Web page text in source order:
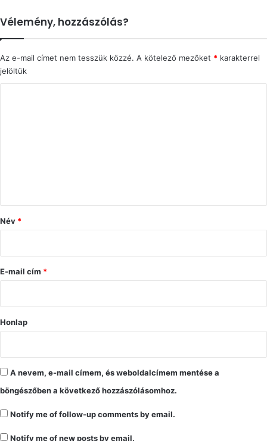
Vélemény, hozzászólás?
Az e-mail címet nem tesszük közzé. A kötelező mezőket * karakterrel
jelöltük
ó
s
Név *
E-mail cím *
Honlap
A nevem, e-mail címem, és weboldalcímem mentése a
böngészőben a következő hozzászólásomhoz.
Notify me of follow-up comments by email.
Notify me of new posts by email.